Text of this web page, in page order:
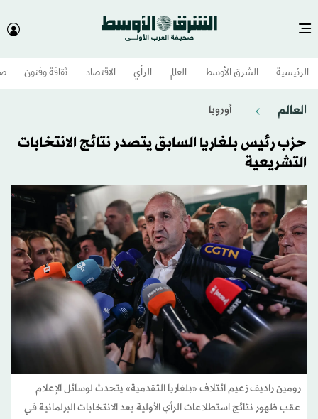
الرئيسية الشرق الأوسط​ العالم الرأي الاقتصاد ثقافة وفنون
العالم أوروبا
حزب رئيس بلغاريا السابق يتصدر نتائج الانتخابات
التشريعية
رومين راديف زعيم ائتلاف «بلغاريا التقدمية» يتحدث لوسائل الإعلام
عقب ظهور نتائج استطلاعات الرأي الأولية بعد الانتخابات البرلمانية في